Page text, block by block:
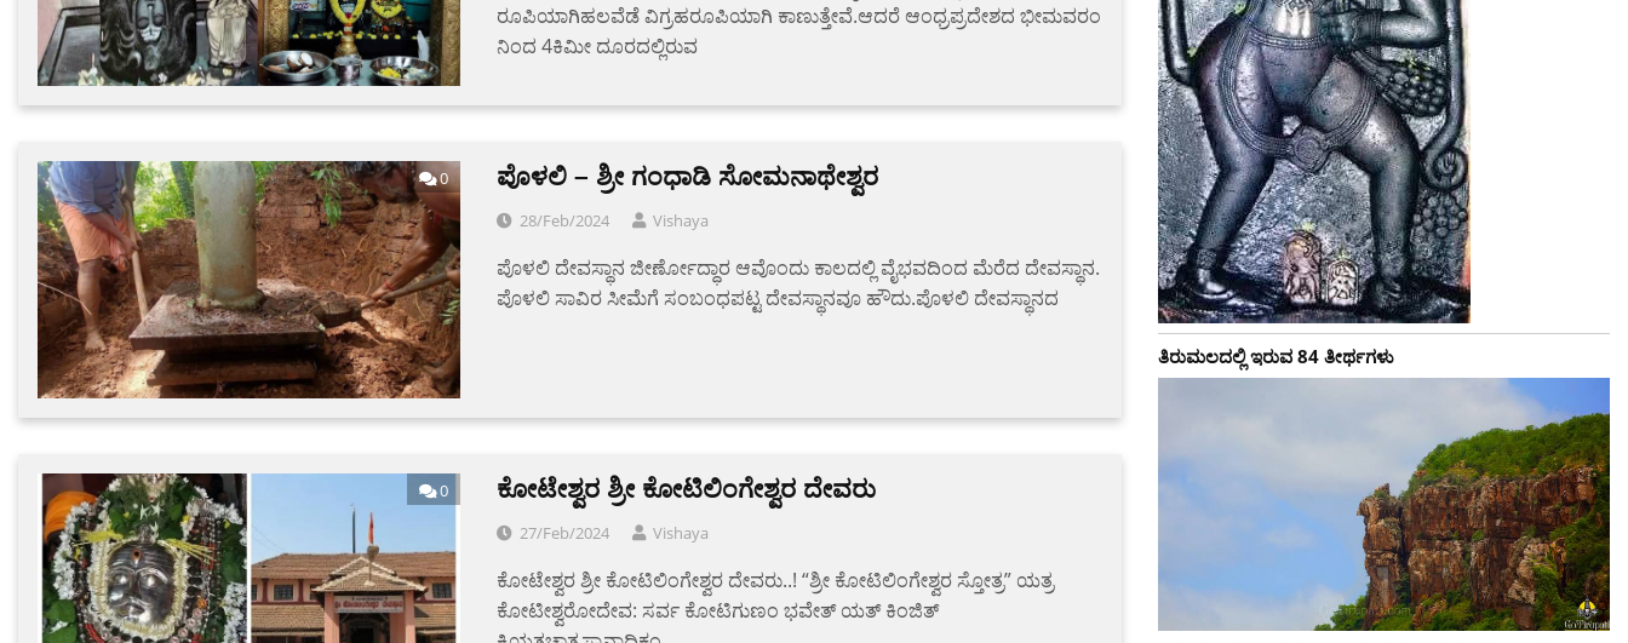
ರೂಪಿಯಾಗಿಹಲವೆಡೆ ವಿಗ್ರಹರೂಪಿಯಾಗಿ ಕಾಣುತ್ತೇವೆ.ಆದರೆ ಆಂಧ್ರಪ್ರದೇಶದ ಭೀಮವರಂ
ನಿಂದ 4ಕಿಮೀ ದೂರದಲ್ಲಿರುವ
0 ಪೊಳಲಿ – ಶ್ರೀ ಗಂಧಾಡಿ ಸೋಮನಾಥೇಶ್ವರ
28/Feb/2024 Vishaya
ಪೊಳಲಿ ದೇವಸ್ಥಾನ ಜೀರ್ಣೋದ್ಧಾರ ಆವೊಂದು ಕಾಲದಲ್ಲಿ ವೈಭವದಿಂದ ಮೆರೆದ ದೇವಸ್ಥಾನ.
ಪೊಳಲಿ ಸಾವಿರ ಸೀಮೆಗೆ ಸಂಬಂಧಪಟ್ಟ ದೇವಸ್ಥಾನವೂ ಹೌದು.ಪೊಳಲಿ ದೇವಸ್ಥಾನದ
0 ಕೋಟೇಶ್ವರ ಶ್ರೀ ಕೋಟಿಲಿಂಗೇಶ್ವರ ದೇವರು
27/Feb/2024 Vishaya
ಕೋಟೇಶ್ವರ ಶ್ರೀ ಕೋಟಿಲಿಂಗೇಶ್ವರ ದೇವರು..! “ಶ್ರೀ ಕೋಟಿಲಿಂಗೇಶ್ವರ ಸ್ತೋತ್ರ” ಯತ್ರ
ಕೋಟೀಶ್ವರೋದೇವ: ಸರ್ವ ಕೋಟಿಗುಣಂ ಭವೇತ್ ಯತ್ ಕಿಂಜಿತ್
ತಿರುಮಲದಲ್ಲಿ ಇರುವ 84 ತೀರ್ಥಗಳು